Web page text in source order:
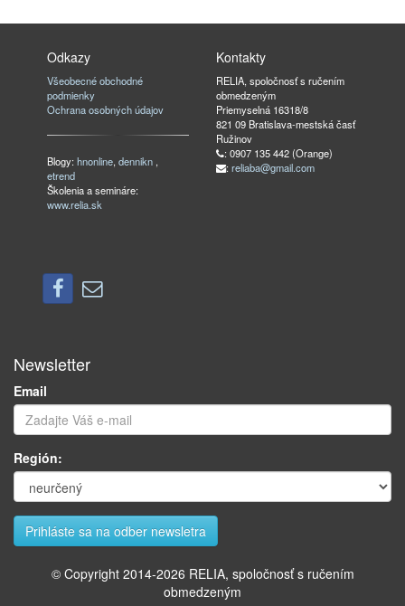
Odkazy
Všeobecné obchodné
podmienky
Ochrana osobných údajov
Blogy:hnonline,dennikn ,
etrend
Školenia a semináre:
www.relia.sk
Kontakty
RELIA, spoločnosť s ručením
obmedzeným
Priemyselná 16318/8
821 09 Bratislava-mestská časť
Ružinov
: 0907 135 442 (Orange)
: reliaba@gmail.com
Newsletter
Email
Región:
© Copyright 2014-2026 RELIA, spoločnosť s ručením
obmedzeným